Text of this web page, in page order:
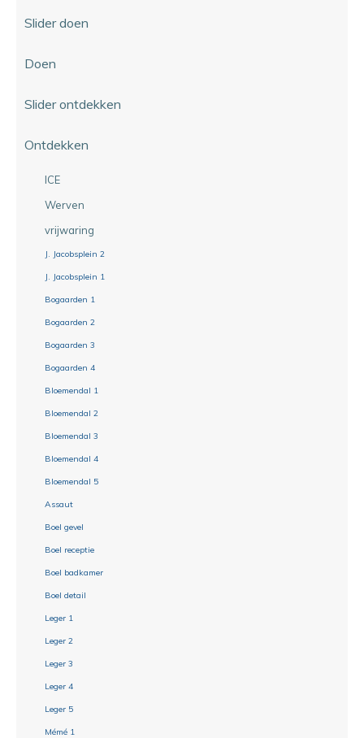
Slider doen
Doen
Slider ontdekken
Ontdekken
ICE
Werven
vrijwaring
J. Jacobsplein 2
J. Jacobsplein 1
Bogaarden 1
Bogaarden 2
Bogaarden 3
Bogaarden 4
Bloemendal 1
Bloemendal 2
Bloemendal 3
Bloemendal 4
Bloemendal 5
Assaut
Boel gevel
Boel receptie
Boel badkamer
Boel detail
Leger 1
Leger 2
Leger 3
Leger 4
Leger 5
Mémé 1